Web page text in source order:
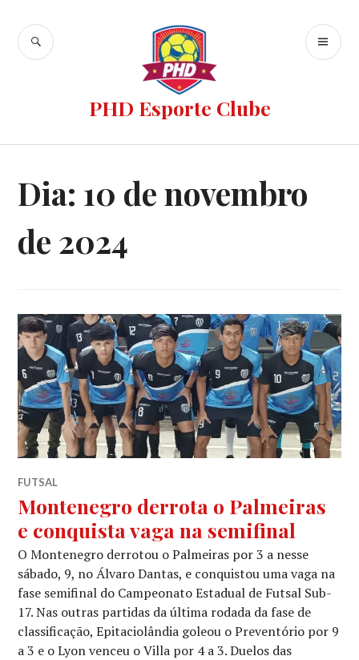
PHD Esporte Clube
Dia: 10 de novembro
de 2024
FUTSAL
Montenegro derrota o Palmeiras
e conquista vaga na semifinal
O Montenegro derrotou o Palmeiras por 3 a nesse
sábado, 9, no Álvaro Dantas, e conquistou uma vaga na
fase semifinal do Campeonato Estadual de Futsal Sub-
17. Nas outras partidas da última rodada da fase de
classificação, Epitaciolândia goleou o Preventório por 9
a 3 e o Lyon venceu o Villa por 4 a 3. Duelos das